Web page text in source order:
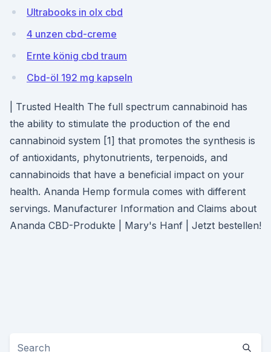
Ultrabooks in olx cbd
4 unzen cbd-creme
Ernte könig cbd traum
Cbd-öl 192 mg kapseln
| Trusted Health The full spectrum cannabinoid has
the ability to stimulate the production of the end
cannabinoid system [1] that promotes the synthesis is
of antioxidants, phytonutrients, terpenoids, and
cannabinoids that have a beneficial impact on your
health. Ananda Hemp formula comes with different
servings. Manufacturer Information and Claims about
Ananda CBD-Produkte | Mary's Hanf | Jetzt bestellen!